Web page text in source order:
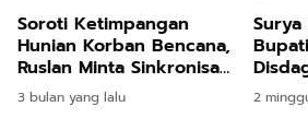
Soroti Ketimpangan
Hunian Korban Bencana,
Ruslan Minta Sinkronisasi
Pusat dan Daerah
3 bulan yang lalu
Surya
2